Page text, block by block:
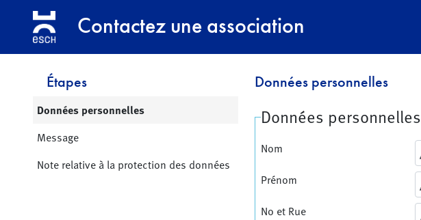
Contactez une association
Étapes
Données personnellesPage active:
Message
Note relative à la protection des données
Données personnelles
Données personnelles
Nom
Prénom
No et Rue